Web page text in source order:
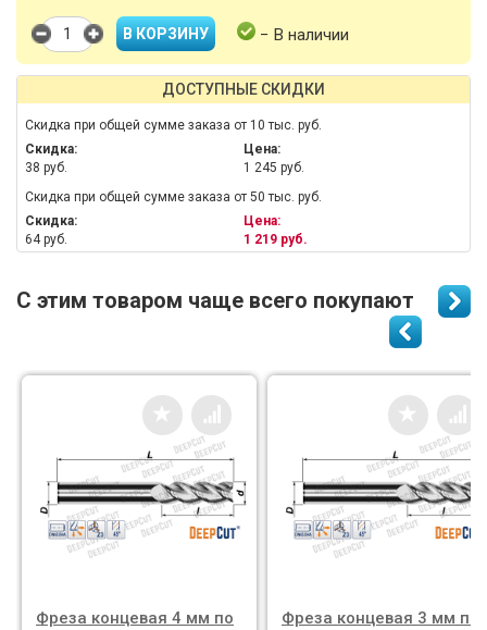
− В наличии
ДОСТУПНЫЕ СКИДКИ
Скидка при общей сумме заказа от 10 тыс. руб.
Скидка:
38 руб.
Цена:
1 245 руб.
Скидка при общей сумме заказа от 50 тыс. руб.
Скидка:
64 руб.
Цена:
1 219 руб.
С этим товаром чаще всего покупают
Фреза концевая 4 мм по
Фреза концевая 3 мм по